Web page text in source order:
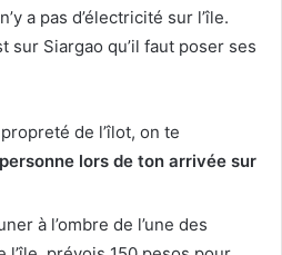
a pas d’électricité sur l’île.
sur Siargao qu’il faut poser ses
de l’îlot, on te
lors de ton arrivée sur
à l’ombre de l’une des